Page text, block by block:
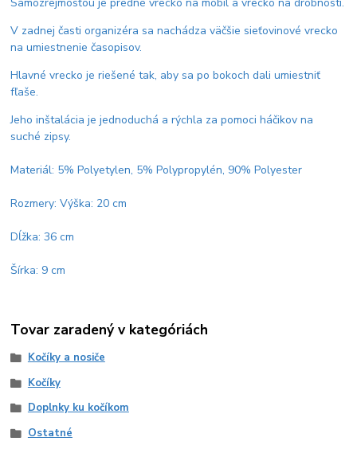
Samozrejmosťou je predné vrecko na mobil a vrecko na drobnosti.
V zadnej časti organizéra sa nachádza väčšie sieťovinové vrecko
na umiestnenie časopisov.
Hlavné vrecko je riešené tak, aby sa po bokoch dali umiestniť
fľaše.
Jeho inštalácia je jednoduchá a rýchla za pomoci háčikov na
suché zipsy.
Materiál: 5% Polyetylen, 5% Polypropylén, 90% Polyester
Rozmery: Výška: 20 cm
Dĺžka: 36 cm
Šírka: 9 cm
Tovar zaradený v kategóriách
Kočíky a nosiče
Kočíky
Doplnky ku kočíkom
Ostatné